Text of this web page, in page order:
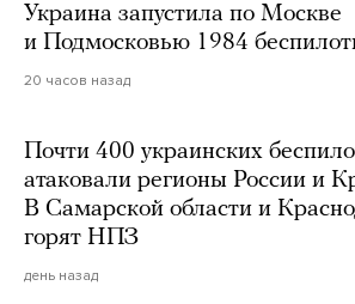
Украина запустила по Москве
и Подмосковью 1984
20 часов назад
Почти 400 украинских
атаковали регионы России и
В Самарской области и
горят НПЗ
день назад